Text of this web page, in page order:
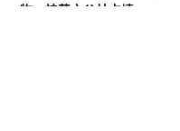
物，神草之父林占熺